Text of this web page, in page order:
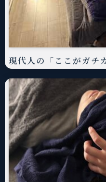
現代人の「ここがガチ